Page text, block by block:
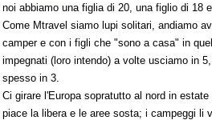
noi abbiamo una figlia di 20, una figlio di 18
Come Mtravel siamo lupi solitari, andiamo
camper e con i figli che "sono a casa" in
impegnati (loro intendo) a volte usciamo in
spesso in 3.
Ci girare l'Europa sopratutto al nord in
piace la libera e le aree sosta; i campeggi li